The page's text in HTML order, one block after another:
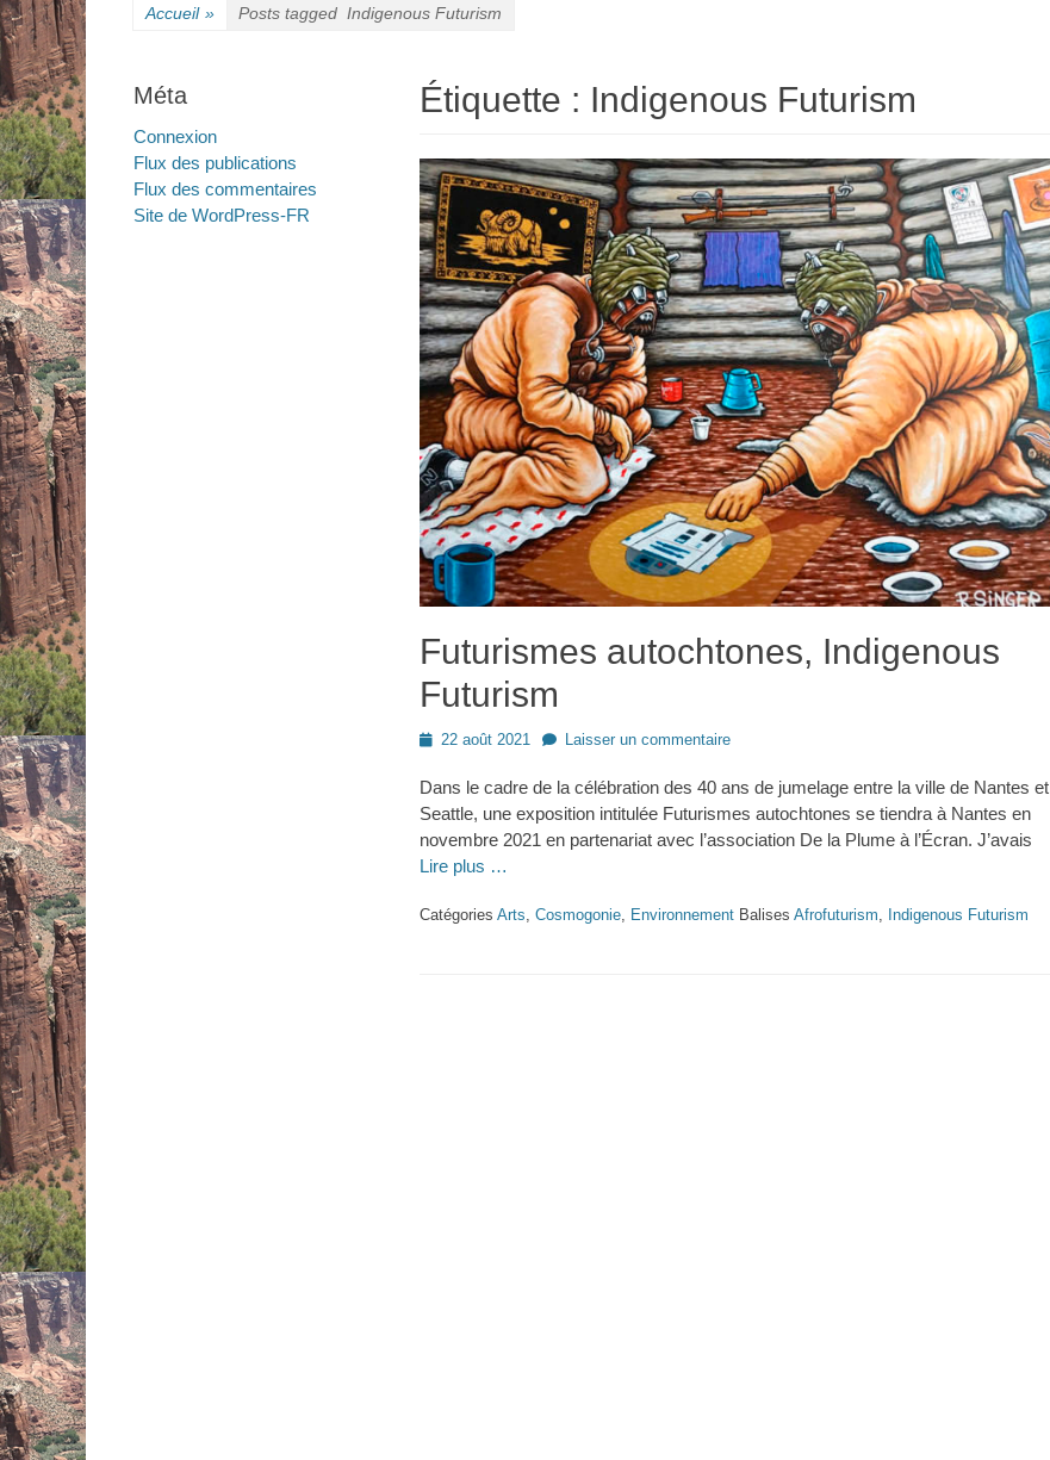
Accueil » Posts tagged Indigenous Futurism
Étiquette : Indigenous Futurism
Futurismes autochtones, Indigenous
Futurism
Posted22 août 2021 Laisser un commentaire
Dans le cadre de la célébration des 40 ans de jumelage entre la ville de Nantes et
Seattle, une exposition intitulée Futurismes autochtones se tiendra à Nantes en
novembre 2021 en partenariat avec l’association De la Plume à l’Écran. J’avais
Lire plus …
Catégories Arts, Cosmogonie, Environnement Balises Afrofuturism, Indigenous Futurism
Méta
Connexion
Flux des publications
Flux des commentaires
Site de WordPress-FR